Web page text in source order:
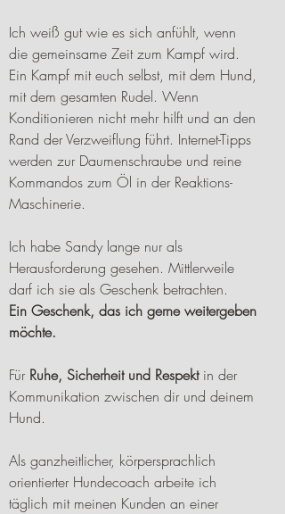
Ich weiß gut wie es sich anfühlt, wenn
die gemeinsame Zeit zum Kampf wird.
Ein Kampf mit euch selbst, mit dem Hund,
mit dem gesamten Rudel. Wenn
Konditionieren nicht mehr hilft und an den
Rand der Verzweiflung führt. Internet-Tipps
werden zur Daumenschraube und reine
Kommandos zum Öl in der Reaktions-
Maschinerie.
Ich habe Sandy lange nur als
Herausforderung gesehen. Mittlerweile
darf ich sie als Geschenk betrachten.
Ein Geschenk, das ich gerne weitergeben
möchte.
Für Ruhe, Sicherheit und Respekt in der
Kommunikation zwischen dir und deinem
Hund.
Als ganzheitlicher, körpersprachlich
orientierter Hundecoach arbeite ich
täglich mit meinen Kunden an einer